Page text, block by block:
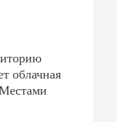
облачная